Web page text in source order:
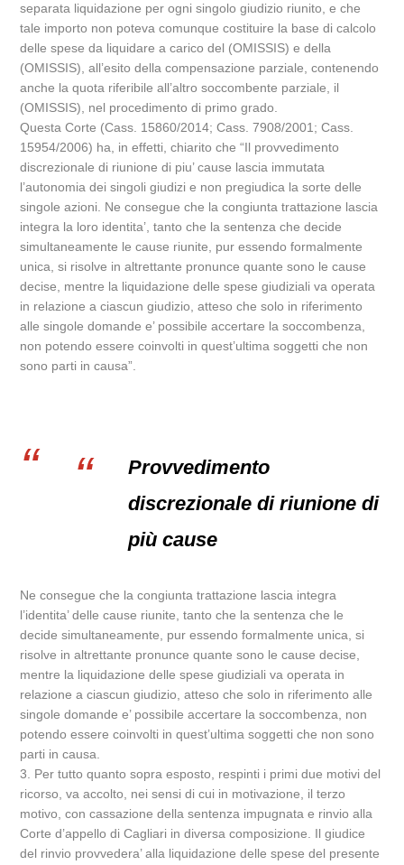
separata liquidazione per ogni singolo giudizio riunito, e che
tale importo non poteva comunque costituire la base di calcolo
delle spese da liquidare a carico del (OMISSIS) e della
(OMISSIS), all’esito della compensazione parziale, contenendo
anche la quota riferibile all’altro soccombente parziale, il
(OMISSIS), nel procedimento di primo grado.
Questa Corte (Cass. 15860/2014; Cass. 7908/2001; Cass.
15954/2006) ha, in effetti, chiarito che “Il provvedimento
discrezionale di riunione di piu’ cause lascia immutata
l’autonomia dei singoli giudizi e non pregiudica la sorte delle
singole azioni. Ne consegue che la congiunta trattazione lascia
integra la loro identita’, tanto che la sentenza che decide
simultaneamente le cause riunite, pur essendo formalmente
unica, si risolve in altrettante pronunce quante sono le cause
decise, mentre la liquidazione delle spese giudiziali va operata
in relazione a ciascun giudizio, atteso che solo in riferimento
alle singole domande e’ possibile accertare la soccombenza,
non potendo essere coinvolti in quest’ultima soggetti che non
sono parti in causa”.
Provvedimento
discrezionale di riunione di
più cause
Ne consegue che la congiunta trattazione lascia integra
l’identita’ delle cause riunite, tanto che la sentenza che le
decide simultaneamente, pur essendo formalmente unica, si
risolve in altrettante pronunce quante sono le cause decise,
mentre la liquidazione delle spese giudiziali va operata in
relazione a ciascun giudizio, atteso che solo in riferimento alle
singole domande e’ possibile accertare la soccombenza, non
potendo essere coinvolti in quest’ultima soggetti che non sono
parti in causa.
3. Per tutto quanto sopra esposto, respinti i primi due motivi del
ricorso, va accolto, nei sensi di cui in motivazione, il terzo
motivo, con cassazione della sentenza impugnata e rinvio alla
Corte d’appello di Cagliari in diversa composizione. Il giudice
del rinvio provvedera’ alla liquidazione delle spese del presente